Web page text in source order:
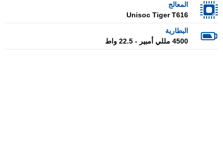
المعالج
Unisoc Tiger T616
البطارية
4500 مللي أمبير - 22.5 واط